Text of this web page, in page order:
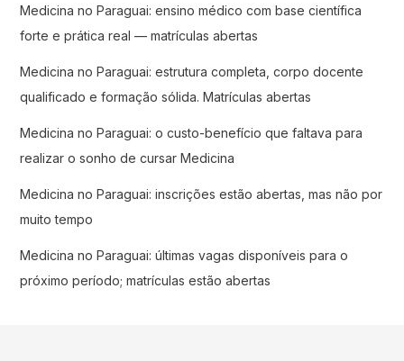
Medicina no Paraguai: ensino médico com base científica
forte e prática real — matrículas abertas
Medicina no Paraguai: estrutura completa, corpo docente
qualificado e formação sólida. Matrículas abertas
Medicina no Paraguai: o custo-benefício que faltava para
realizar o sonho de cursar Medicina
Medicina no Paraguai: inscrições estão abertas, mas não por
muito tempo
Medicina no Paraguai: últimas vagas disponíveis para o
próximo período; matrículas estão abertas